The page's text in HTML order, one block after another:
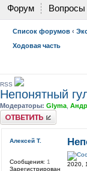
Форум Вопросы
Список форумов ‹
Ходовая часть
RSS
Непонятный
Модераторы: Glyma
Ответить
2020,
Алексей Т.
Сообщения: 1
Зарегистрирован